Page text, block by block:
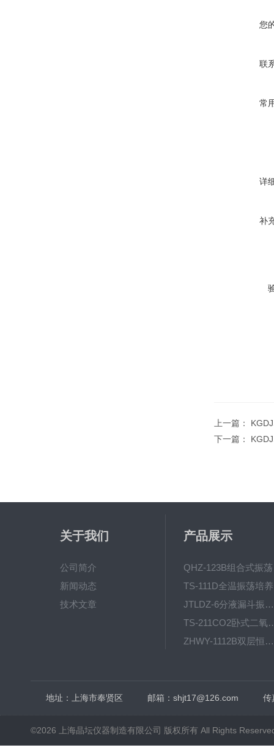
您
联
常
详
补
上一篇：
下一篇：
关于我们
公司简介
新闻动态
技术文章
产品展示
JTLDZ-6分液漏斗振荡器
TS-211CO2卧式
ZHWY-1112B双层恒温培养摇床
地址：上海市奉贤区 邮箱：shjt17@126.com 传
©2026 上海晶坛仪器制造有限公司 版权所有 All Rights